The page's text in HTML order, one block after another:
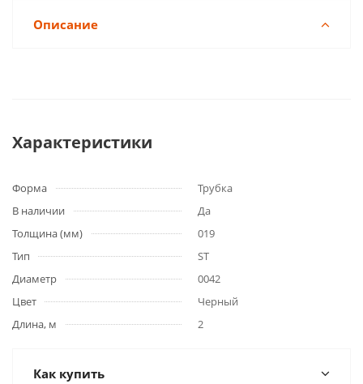
Описание
Характеристики
Форма
Трубка
В наличии
Да
Толщина (мм)
019
Тип
ST
Диаметр
0042
Цвет
Черный
Длина, м
2
Как купить